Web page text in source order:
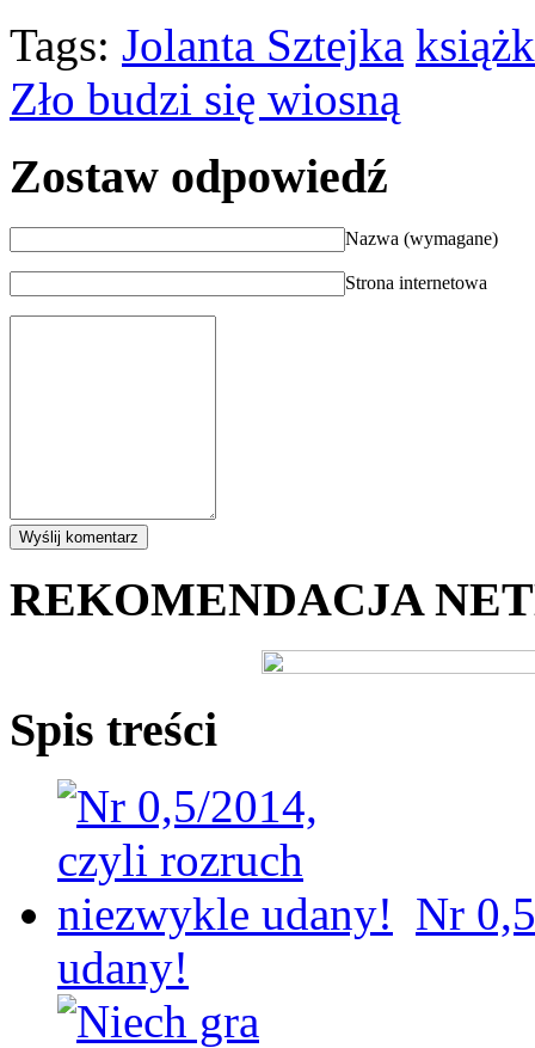
Tags: Jolanta Sztejka
Zło budzi się wiosną
Zostaw odpowiedź
Nazwa (wymagane)
Strona internetowa
REKOMENDACJA
Spis treści
Nr
udany!